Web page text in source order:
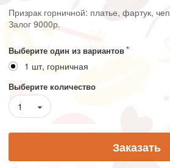
Призрак горничной: платье, фартук,
Залог 9000р.
Выберите один из вариантов
1 шт, горничная
Выберите количество
1
Заказать